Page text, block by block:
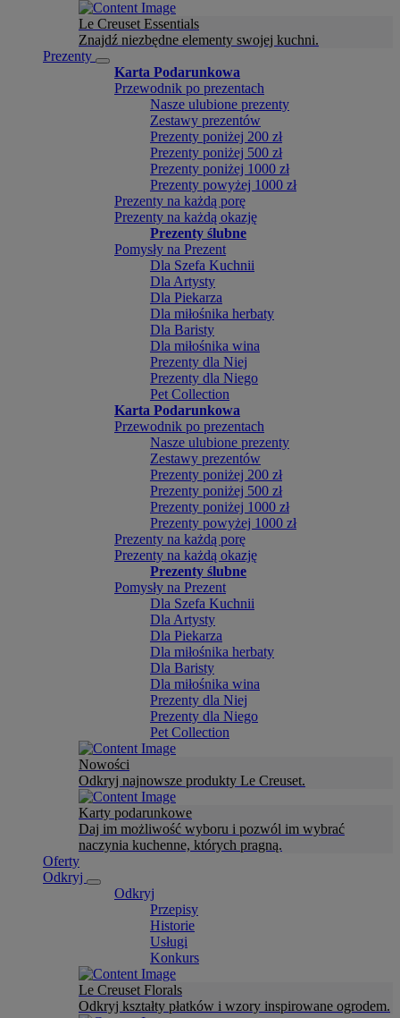
Le Creuset Essentials
Znajdź niezbędne elementy swojej kuchni.
Prezenty
Karta Podarunkowa
Przewodnik po prezentach
Nasze ulubione prezenty
Zestawy prezentów
Prezenty poniżej 200 zł
Prezenty poniżej 500 zł
Prezenty poniżej 1000 zł
Prezenty powyżej 1000 zł
Prezenty na każdą porę
Prezenty na każdą okazję
Prezenty ślubne
Pomysły na Prezent
Dla Szefa Kuchnii
Dla Artysty
Dla Piekarza
Dla miłośnika herbaty
Dla Baristy
Dla miłośnika wina
Prezenty dla Niej
Prezenty dla Niego
Pet Collection
Karta Podarunkowa
Przewodnik po prezentach
Nasze ulubione prezenty
Zestawy prezentów
Prezenty poniżej 200 zł
Prezenty poniżej 500 zł
Prezenty poniżej 1000 zł
Prezenty powyżej 1000 zł
Prezenty na każdą porę
Prezenty na każdą okazję
Prezenty ślubne
Pomysły na Prezent
Dla Szefa Kuchnii
Dla Artysty
Dla Piekarza
Dla miłośnika herbaty
Dla Baristy
Dla miłośnika wina
Prezenty dla Niej
Prezenty dla Niego
Pet Collection
Nowości
Odkryj najnowsze produkty Le Creuset.
Karty podarunkowe
Daj im możliwość wyboru i pozwól im wybrać
naczynia kuchenne, których pragną.
Oferty
Odkryj
Odkryj
Przepisy
Historie
Usługi
Konkurs
Le Creuset Florals
Odkryj kształty płatków i wzory inspirowane ogrodem.